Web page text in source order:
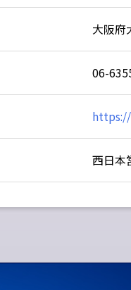
大阪
06-
西日本